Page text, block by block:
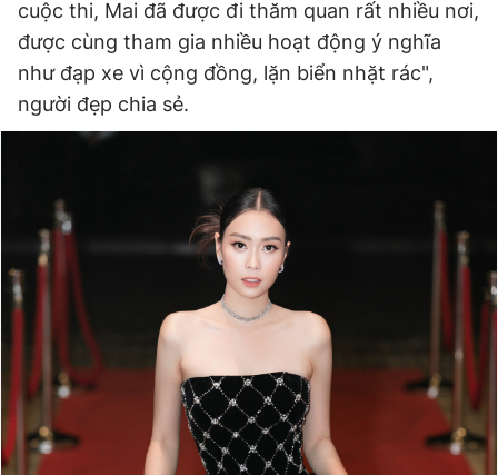
cuộc thi, Mai đã được đi thăm quan rất nhiều nơi,
được cùng tham gia nhiều hoạt động ý nghĩa
như đạp xe vì cộng đồng, lặn biển nhặt rác",
người đẹp chia sẻ.